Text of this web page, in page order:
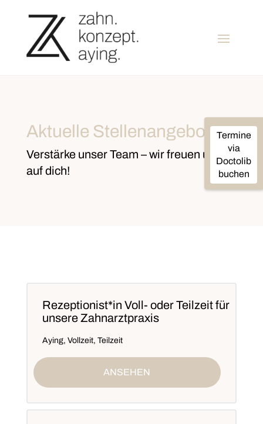
Aktuelle Stellenangebote
Verstärke unser Team – wir freuen uns
auf dich!
Rezeptionist*in Voll- oder Teilzeit für
unsere Zahnarztpraxis
Aying, Vollzeit, Teilzeit
ANSEHEN
Termine
via
Doctolib
buchen